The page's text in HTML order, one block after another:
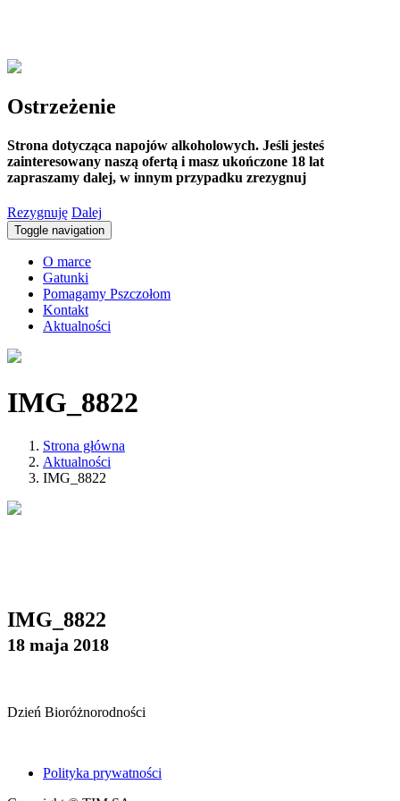
Ostrzeżenie
Strona dotycząca napojów alkoholowych. Jeśli jesteś
zainteresowany naszą ofertą i masz ukończone 18 lat
zapraszamy dalej, w innym przypadku zrezygnuj
Rezygnuję Dalej
Toggle navigation
O marce
Gatunki
Pomagamy Pszczołom
Kontakt
Aktualności
IMG_8822
Strona główna
Aktualności
IMG_8822
IMG_8822
18 maja 2018
Dzień Bioróżnorodności
Polityka prywatności